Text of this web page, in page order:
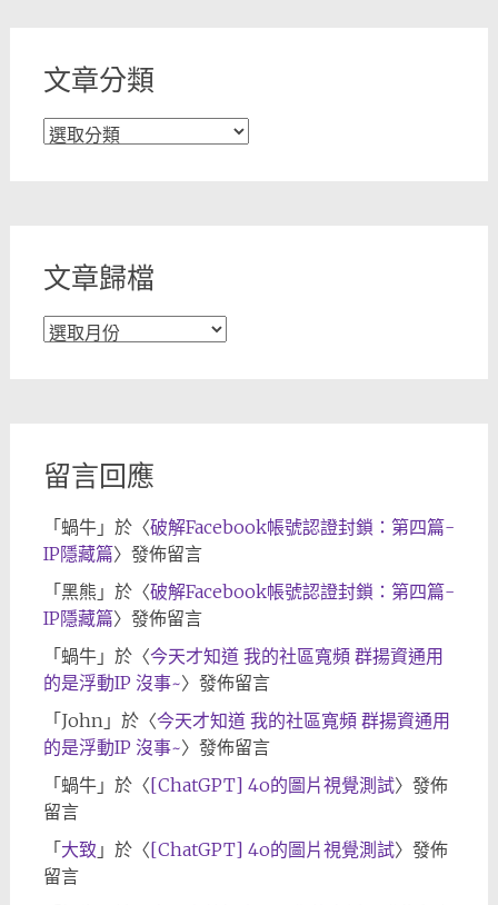
文章分類
文
文章歸檔
文
留言回應
「 蝸牛」於〈破解Facebook帳號認證封鎖：第四篇-
IP隱藏篇〉發佈留言
「 黑熊 」於〈破解Facebook帳號認證封鎖：第四篇-
IP隱藏篇〉發佈留言
「 蝸牛」於〈今天才知道 我的社區寬頻 群揚資通用
的是浮動IP 沒事~〉發佈留言
「 John」於〈今天才知道 我的社區寬頻 群揚資通用
的是浮動IP 沒事~〉發佈留言
「 蝸牛」於〈[ChatGPT] 4o的圖片視覺測試〉發佈
留言
「 大致 」於〈[ChatGPT] 4o的圖片視覺測試〉發佈
留言